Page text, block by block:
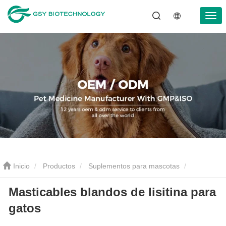
Inicio Productos Suplementos para mascotas
Masticables blandos de lisitina para gatos
Masticables blandos de lisitina para
gatos